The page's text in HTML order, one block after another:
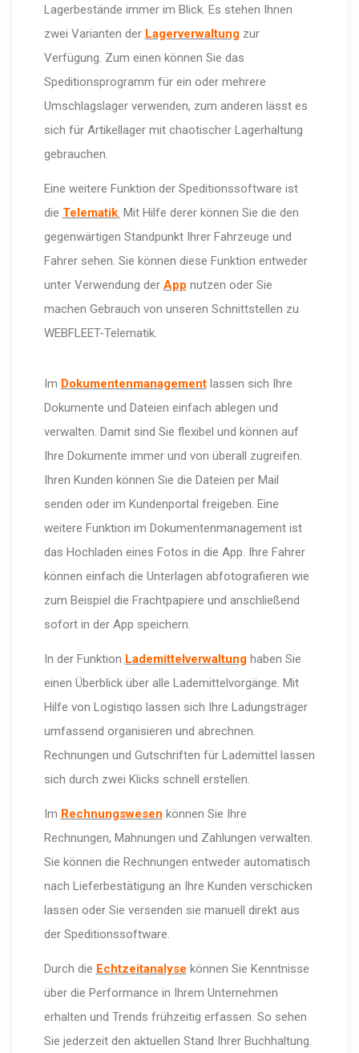
Lagerbestände immer im Blick. Es stehen Ihnen
zwei Varianten der Lagerverwaltungzur
Verfügung. Zum einen können Sie das
Speditionsprogramm für ein oder mehrere
Umschlagslager verwenden, zum anderen lässt es
sich für Artikellager mit chaotischer Lagerhaltung
gebrauchen.
Eine weitere Funktion der Speditionssoftware ist
die Telematik. Mit Hilfe derer können Sie die den
gegenwärtigen Standpunkt Ihrer Fahrzeuge und
Fahrer sehen. Sie können diese Funktion entweder
unter Verwendung der App nutzen oder Sie
machen Gebrauch von unseren Schnittstellen zu
WEBFLEET-Telematik.
Im Dokumentenmanagementlassen sich Ihre
Dokumente und Dateien einfach ablegen und
verwalten. Damit sind Sie flexibel und können auf
Ihre Dokumente immer und von überall zugreifen.
Ihren Kunden können Sie die Dateien per Mail
senden oder im Kundenportal freigeben. Eine
weitere Funktion im Dokumentenmanagement ist
das Hochladen eines Fotos in die App. Ihre Fahrer
können einfach die Unterlagen abfotografieren wie
zum Beispiel die Frachtpapiere und anschließend
sofort in der App speichern.
In der Funktion Lademittelverwaltunghaben Sie
einen Überblick über alle Lademittelvorgänge. Mit
Hilfe von Logistiqo lassen sich Ihre Ladungsträger
umfassend organisieren und abrechnen.
Rechnungen und Gutschriften für Lademittel lassen
sich durch zwei Klicks schnell erstellen.
Im Rechnungswesen können Sie Ihre
Rechnungen, Mahnungen und Zahlungen verwalten.
Sie können die Rechnungen entweder automatisch
nach Lieferbestätigung an Ihre Kunden verschicken
lassen oder Sie versenden sie manuell direkt aus
der Speditionssoftware.
Durch die Echtzeitanalyse können Sie Kenntnisse
über die Performance in Ihrem Unternehmen
erhalten und Trends frühzeitig erfassen. So sehen
Sie jederzeit den aktuellen Stand Ihrer Buchhaltung.